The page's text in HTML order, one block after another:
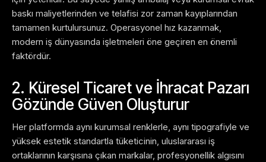
baskı maliyetlerinden ve telafisi zor zaman kayıplarından
tamamen kurtulursunuz. Operasyonel hız kazanmak,
modern iş dünyasında işletmeleri öne geçiren en önemli
faktördür.
2. Küresel Ticaret ve İhracat Pazarı
Gözünde Güven Oluşturur
Her platformda aynı kurumsal renklerle, aynı tipografiyle ve
yüksek estetik standartla tüketicinin, uluslararası iş
ortaklarının karşısına çıkan markalar, profesyonellik algısını